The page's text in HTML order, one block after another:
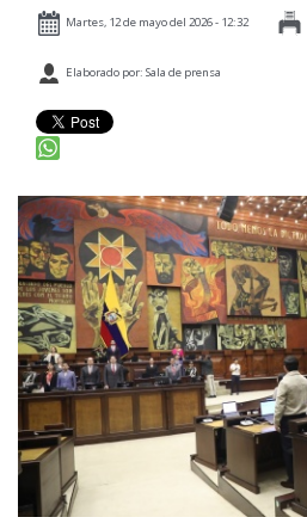
PRENSA
RELACIONES INTERNACIONALES
AGENDA
Martes, 12 de mayo del 2026 - 12:32
Elaborado por: Sala de prensa